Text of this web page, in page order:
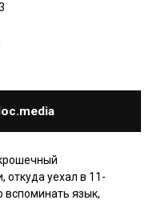
уехал в 11-
вспоминать язык,